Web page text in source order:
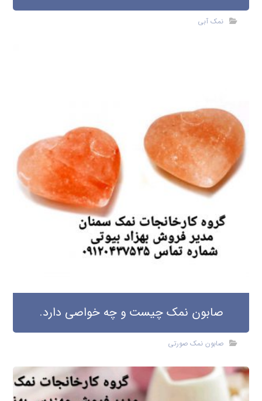
نمک آبی
صابون نمک چیست و چه خواصی دارد.
صابون نمک صورتی